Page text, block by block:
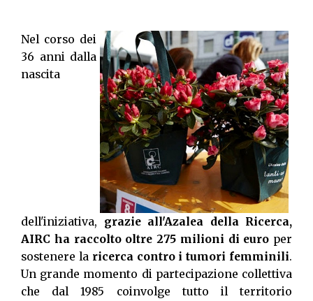
Nel corso dei
36 anni dalla
nascita
dell'iniziativa, grazie all'Azalea della Ricerca,
AIRC ha raccolto oltre 275 milioni di euro per
sostenere la ricerca contro i tumori femminili.
Un grande momento di partecipazione collettiva
che dal 1985 coinvolge tutto il territorio